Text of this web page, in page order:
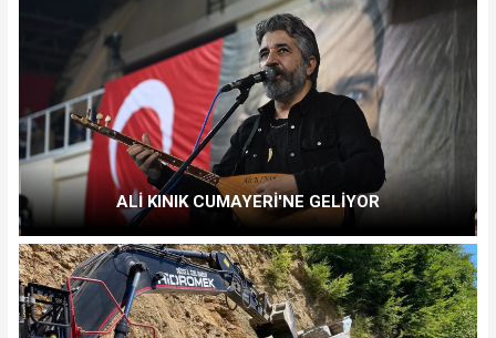
ALİ KINIK CUMAYERİ'NE GELİYOR